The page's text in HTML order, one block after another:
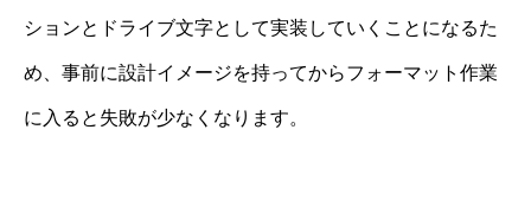
ションとドライブ文字として実装していくことになるた
め、事前に設計イメージを持ってからフォーマット作業
に入ると失敗が少なくなります。